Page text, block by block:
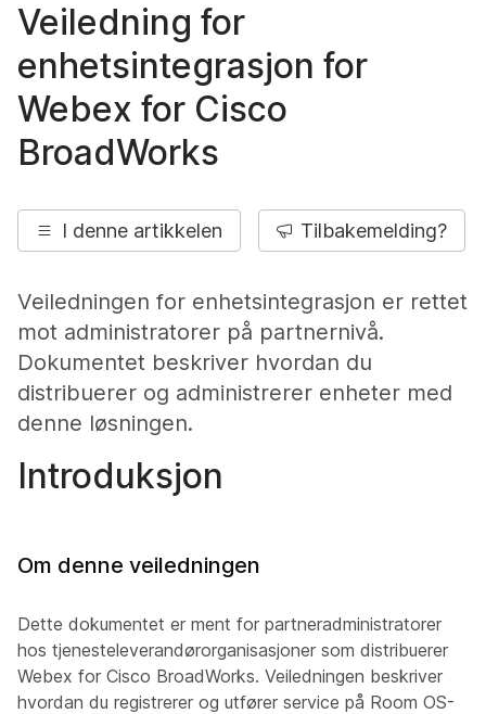
Veiledning for
enhetsintegrasjon for
Webex for Cisco
BroadWorks
I denne artikkelen Tilbakemelding?
Veiledningen for enhetsintegrasjon er rettet
mot administratorer på partnernivå.
Dokumentet beskriver hvordan du
distribuerer og administrerer enheter med
denne løsningen.
Introduksjon
Om denne veiledningen
Dette dokumentet er ment for partneradministratorer
hos tjenesteleverandørorganisasjoner som distribuerer
Webex for Cisco BroadWorks. Veiledningen beskriver
hvordan du registrerer og utfører service på Room OS-